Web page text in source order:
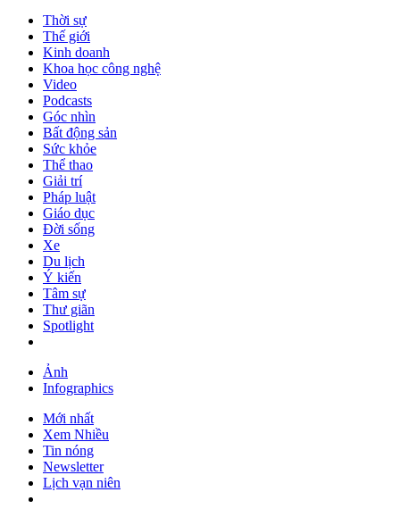
Thời sự
Thế giới
Kinh doanh
Khoa học công nghệ
Video
Podcasts
Góc nhìn
Bất động sản
Sức khỏe
Thể thao
Giải trí
Pháp luật
Giáo dục
Đời sống
Xe
Du lịch
Ý kiến
Tâm sự
Thư giãn
Spotlight
Ảnh
Infographics
Mới nhất
Xem Nhiều
Tin nóng
Newsletter
Lịch vạn niên